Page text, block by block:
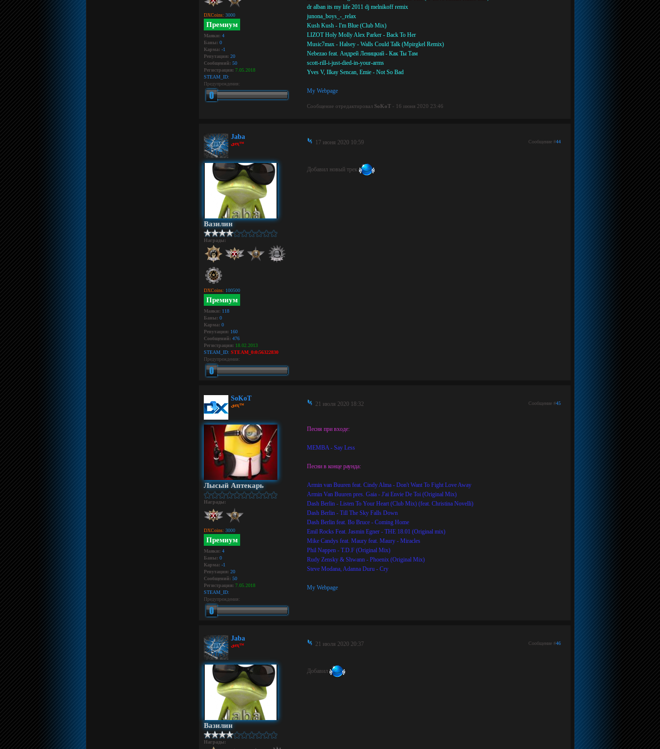
DXCoins: 3000
Премиум
Маяки: 4
Баны: 0
Карма: -1
Репутация: 20
Сообщений: 50
Регистрация: 7.05.2018
STEAM_ID:
Предупреждения:
dr alban its my life 2011 dj melnikoff remix
junona_boys_-_relax
Kush Kush - I'm Blue (Club Mix)
LIZOT Holy Molly Alex Parker - Back To Her
Music7max - Halsey - Walls Could Talk (Mpirgkel Remix)
Nebezao feat. Андрей Леницкий - Как Ты Там
scott-rill-i-just-died-in-your-arms
Yves V, Ilkay Sencan, Emie - Not So Bad
My Webpage
Сообщение отредактировал SoKoT- 16 июня 2020 23:46
Jaba
ﻯeҳ™ 17 июня 2020 10:59 Сообщение #44
Вазилин
Награды:
DXCoins: 100500
Премиум
Маяки: 118
Баны: 0
Карма: 0
Репутация: 160
Сообщений: 476
Регистрация: 18.02.2013
STEAM_ID: STEAM_0:0:56322830
Предупреждения:
Добавил новый трек
SoKoT
ﻯeҳ™ 21 июля 2020 18:32 Сообщение #45
Лысый Аптекарь
Награды:
DXCoins: 3000
Премиум
Маяки: 4
Баны: 0
Карма: -1
Репутация: 20
Сообщений: 50
Регистрация: 7.05.2018
STEAM_ID:
Предупреждения:
Песня при входе:
MEMBA - Say Less
Песни в конце раунда:
Armin van Buuren feat. Cindy Alma - Don't Want To Fight Love Away
Armin Van Buuren pres. Gaia - J'ai Envie De Toi (Original Mix)
Dash Berlin - Listen To Your Heart (Club Mix) (feat. Christina Novelli)
Dash Berlin - Till The Sky Falls Down
Dash Berlin feat. Bo Bruce - Coming Home
Emil Rocks Feat. Jasmin Egner - THE 18.01 (Original mix)
Mike Candys feat. Maury feat. Maury - Miracles
Phil Nappen - T.D.F (Original Mix)
Rudy Zensky & Shwann - Phoenix (Original Mix)
Steve Modana, Adanna Duru - Cry
My Webpage
Jaba
ﻯeҳ™ 21 июля 2020 20:37 Сообщение #46
Вазилин
Награды:
Добавил